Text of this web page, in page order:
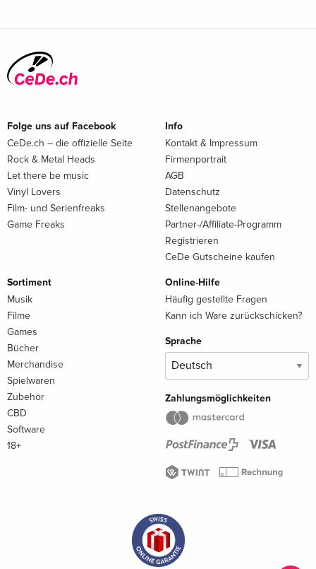
Folge uns auf Facebook
CeDe.ch – die offizielle Seite
Rock & Metal Heads
Let there be music
Vinyl Lovers
Film- und Serienfreaks
Game Freaks
Info
Kontakt & Impressum
Firmenportrait
AGB
Datenschutz
Stellenangebote
Partner-/Affiliate-Programm
Registrieren
CeDe Gutscheine kaufen
Sortiment
Musik
Filme
Games
Bücher
Merchandise
Spielwaren
Zubehör
CBD
Software
18+
Online-Hilfe
Häufig gestellte Fragen
Kann ich Ware zurückschicken?
Sprache
Zahlungsmöglichkeiten